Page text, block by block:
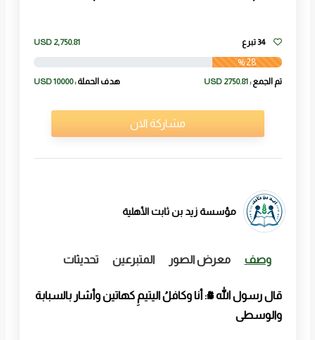
34 تبرع 2,750.81
USD
28 %
تم الجمع :2750.81 USD هدف الحملة :10000 USD
مشاركة الان
مؤسسة زيد بن ثابت الأهلية
وصف معرض الصور المتبرعين تحديثات
قال رسول الله ﷺ: أنا وكافلُ اليتيمِ كهاتين وأشار بالسبابة
والوسطى